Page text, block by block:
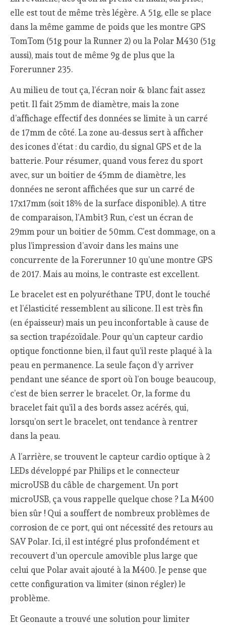
elle est tout de même très légère. A 51g, elle se place
dans la même gamme de poids que les montre GPS
TomTom (51g pour la Runner 2) ou la Polar M430 (51g
aussi), mais tout de même 9g de plus que la
Forerunner 235.
Au milieu de tout ça, l’écran noir & blanc fait assez
petit. Il fait 25mm de diamètre, mais la zone
d’affichage effectif des données se limite à un carré
de 17mm de côté. La zone au-dessus sert à afficher
des icones d’état : du cardio, du signal GPS et de la
batterie. Pour résumer, quand vous ferez du sport
avec, sur un boitier de 45mm de diamètre, les
données ne seront affichées que sur un carré de
17x17mm (soit 18% de la surface disponible). A titre
de comparaison, l’Ambit3 Run, c’est un écran de
29mm pour un boitier de 50mm. C’est dommage, on a
plus l’impression d’avoir dans les mains une
concurrente de la Forerunner 10 qu’une montre GPS
de 2017. Mais au moins, le contraste est excellent.
Le bracelet est en polyuréthane TPU, dont le touché
et l’élasticité ressemblent au silicone. Il est très fin
(en épaisseur) mais un peu inconfortable à cause de
sa section trapézoïdale. Pour qu’un capteur cardio
optique fonctionne bien, il faut qu’il reste plaqué à la
peau en permanence. La seule façon d’y arriver
pendant une séance de sport où l’on bouge beaucoup,
c’est de bien serrer le bracelet. Or, la forme du
bracelet fait qu’il a des bords assez acérés, qui,
lorsqu’on sert le bracelet, ont tendance à rentrer
dans la peau.
A l’arrière, se trouvent le capteur cardio optique à 2
LEDs développé par Philips et le connecteur
microUSB du câble de chargement. Un port
microUSB, ça vous rappelle quelque chose ? La M400
bien sûr ! Qui a souffert de nombreux problèmes de
corrosion de ce port, qui ont nécessité des retours au
SAV Polar. Ici, il est intégré plus profondément et
recouvert d’un opercule amovible plus large que
celui que Polar avait ajouté à la M400. Je pense que
cette configuration va limiter (sinon régler) le
problème.
Et Geonaute a trouvé une solution pour limiter